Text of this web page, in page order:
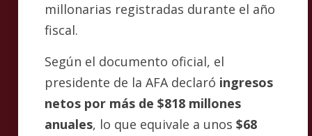
millonarias registradas durante el año
fiscal.
Según el documento oficial, el
presidente de la AFA declaró ingresos
netos por más de $818 millones
anuales, lo que equivale a unos $68